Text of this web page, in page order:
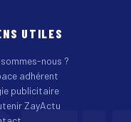
UTILES
sommes-nous ?
adhérent
publicitaire
ZayActu